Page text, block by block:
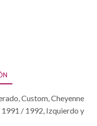
Custom, Cheyenne
/ 1992, Izquierdo y